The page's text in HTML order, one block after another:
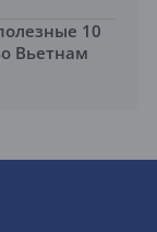
10
Вьетнам